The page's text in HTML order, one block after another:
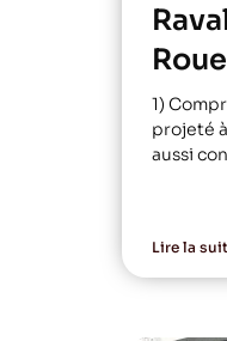
1)
projeté
aussi
Lire la